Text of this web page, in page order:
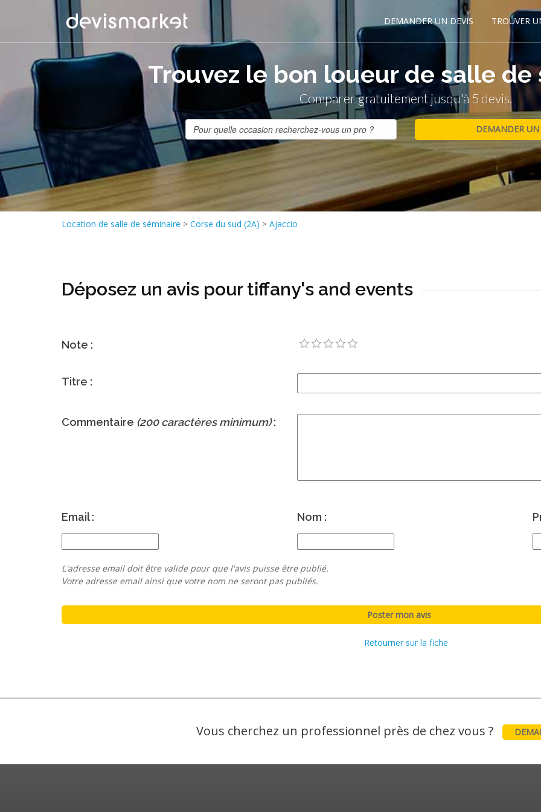
DEMANDER UN DEVIS TROUVER
Trouvez le bon loueur de salle de
Comparer gratuitement jusqu'à 5 devis.
Location de salle de séminaire > Corse du sud (2A) > Ajaccio
Déposez un avis pour tiffany's and events
Note :
Titre :
Commentaire (200 caractères minimum):
Email : Nom :
L'adresse email doit être valide pour que l'avis puisse être publié.
Votre adresse email ainsi que votre nom ne seront pas publiés.
Retourner sur la fiche
Vous cherchez un professionnel près de chez vous ?